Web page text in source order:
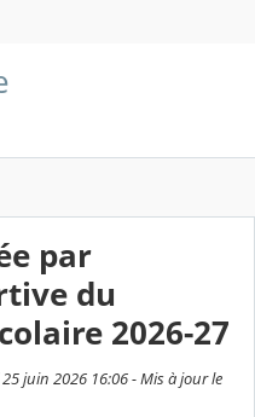
par
du
2026-27
juin 2026 16:06 - Mis à jour le